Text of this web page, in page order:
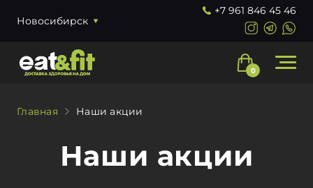
Новосибирск
+7 961 846 45 46
Рационы
0
Главная Наши акции
Наши акции